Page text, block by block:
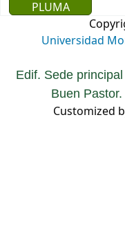
PLUMA
Universidad
Edif. Sede
Buen
Customized